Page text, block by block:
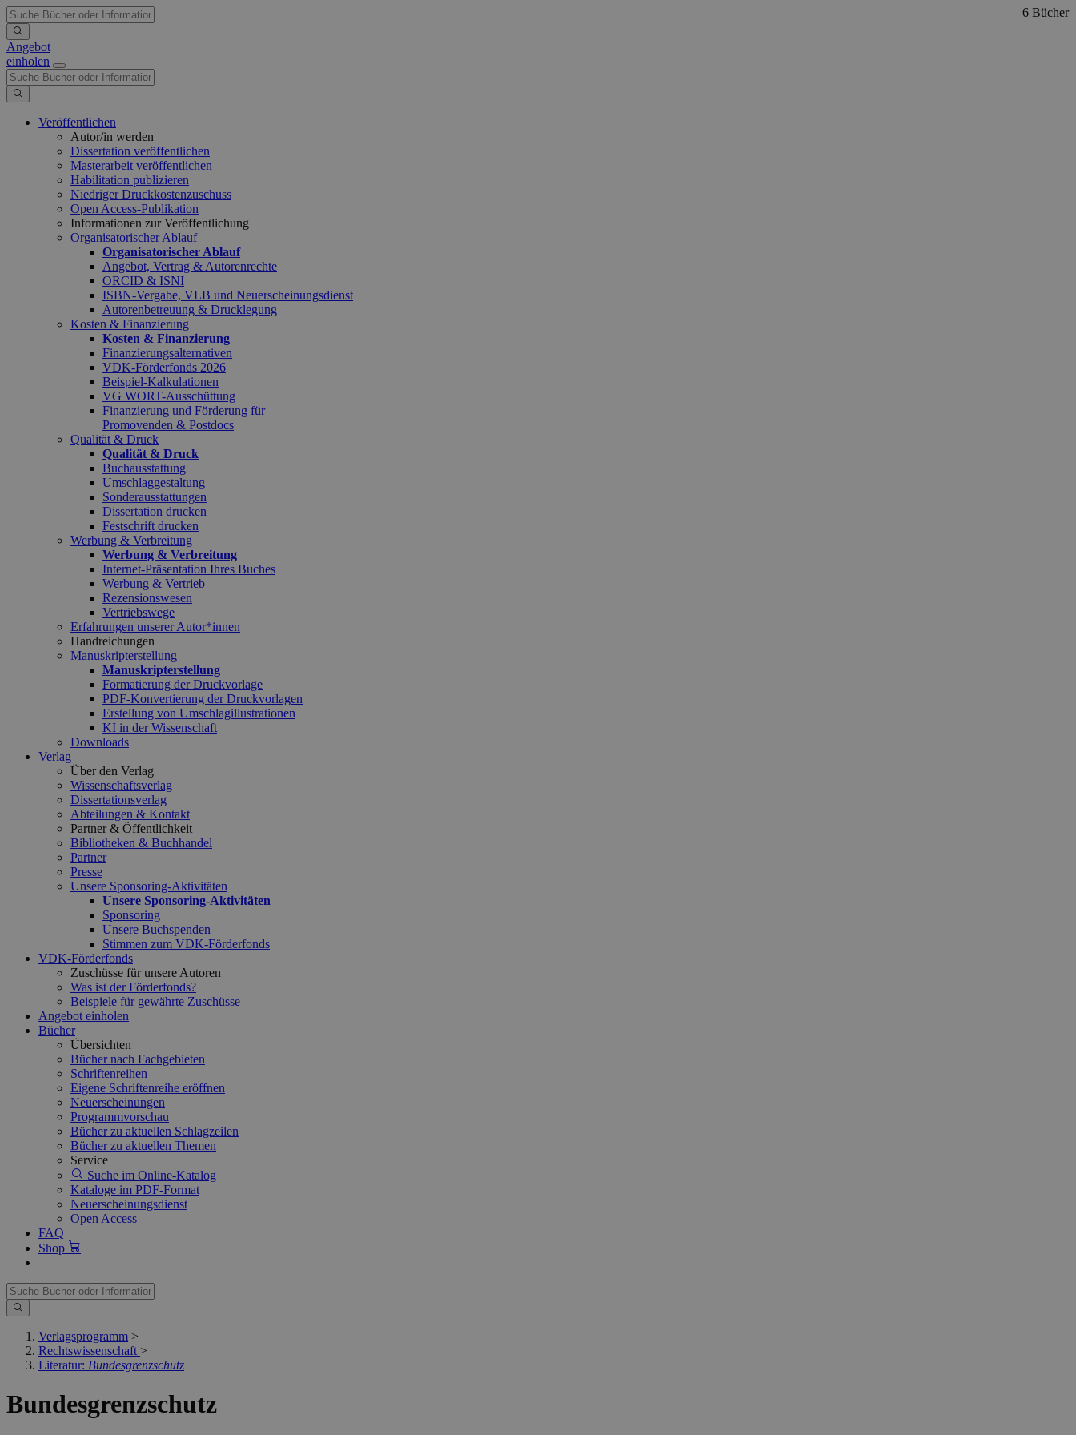
Angebot
einholen
Veröffentlichen
Autor/in werden
Dissertation veröffentlichen
Masterarbeit veröffentlichen
Habilitation publizieren
Niedriger Druckkostenzuschuss
Open Access-Publikation
Informationen zur Veröffentlichung
Organisatorischer Ablauf
Organisatorischer Ablauf
Angebot, Vertrag & Autorenrechte
ORCID & ISNI
ISBN-Vergabe, VLB und Neuerscheinungsdienst
Autorenbetreuung & Drucklegung
Kosten & Finanzierung
Kosten & Finanzierung
Finanzierungsalternativen
VDK-Förderfonds 2026
Beispiel-Kalkulationen
VG WORT-Ausschüttung
Finanzierung und Förderung für
Promovenden & Postdocs
Qualität & Druck
Qualität & Druck
Buchausstattung
Umschlaggestaltung
Sonderausstattungen
Dissertation drucken
Festschrift drucken
Werbung & Verbreitung
Werbung & Verbreitung
Internet-Präsentation Ihres Buches
Werbung & Vertrieb
Rezensionswesen
Vertriebswege
Erfahrungen unserer Autor*innen
Handreichungen
Manuskripterstellung
Manuskripterstellung
Formatierung der Druckvorlage
PDF-Konvertierung der Druckvorlagen
Erstellung von Umschlagillustrationen
KI in der Wissenschaft
Downloads
Verlag
Über den Verlag
Wissenschaftsverlag
Dissertationsverlag
Abteilungen & Kontakt
Partner & Öffentlichkeit
Bibliotheken & Buchhandel
Partner
Presse
Unsere Sponsoring-Aktivitäten
Unsere Sponsoring-Aktivitäten
Sponsoring
Unsere Buchspenden
Stimmen zum VDK-Förderfonds
VDK-Förderfonds
Zuschüsse für unsere Autoren
Was ist der Förderfonds?
Beispiele für gewährte Zuschüsse
Angebot einholen
Bücher
Übersichten
Bücher nach Fachgebieten
Schriftenreihen
Eigene Schriftenreihe eröffnen
Neuerscheinungen
Programmvorschau
Bücher zu aktuellen Schlagzeilen
Bücher zu aktuellen Themen
Service
Suche im Online-Katalog
Kataloge im PDF-Format
Neuerscheinungsdienst
Open Access
FAQ
Shop
Verlagsprogramm >
Rechtswissenschaft >
Literatur: Bundesgrenzschutz
6 Bücher
Bundesgrenzschutz